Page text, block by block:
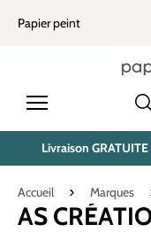
principal
Papier peint
Livraison
Accueil Marques
AS